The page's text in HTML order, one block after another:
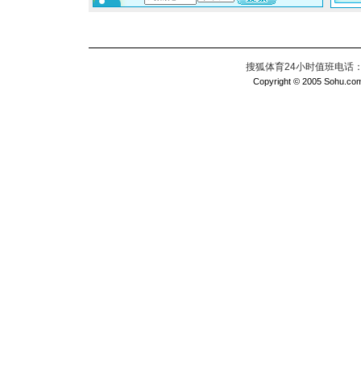
搜狐体育24小时值班电话
Copyright © 2005